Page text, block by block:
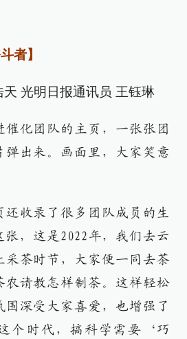
者】
光明日报通讯员 王钰琳
催化团队的主页，一张张团
出来。画面里，大家笑意
还收录了很多团队成员的生
，这是2022年，我们去云
采茶时节，大家便一同去茶
农请教怎样制茶。这样轻松
围深受大家喜爱，也增强了
个时代，搞科学需要‘巧